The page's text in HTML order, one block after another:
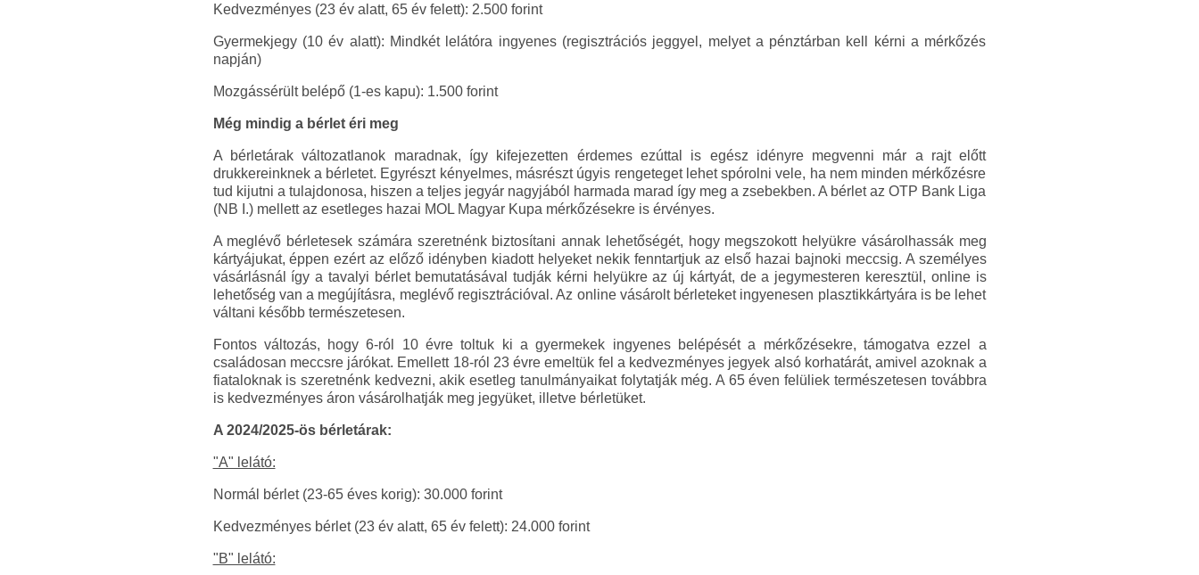
Kedvezményes (23 év alatt, 65 év felett): 2.500 forint
Gyermekjegy (10 év alatt): Mindkét lelátóra ingyenes (regisztrációs jeggyel, melyet a pénztárban kell kérni a mérkőzés
napján)
Mozgássérült belépő (1-es kapu): 1.500 forint
Még mindig a bérlet éri meg
A bérletárak változatlanok maradnak, így kifejezetten érdemes ezúttal is egész idényre megvenni már a rajt előtt
drukkereinknek a bérletet. Egyrészt kényelmes, másrészt úgyis rengeteget lehet spórolni vele, ha nem minden mérkőzésre
tud kijutni a tulajdonosa, hiszen a teljes jegyár nagyjából harmada marad így meg a zsebekben. A bérlet az OTP Bank Liga
(NB I.) mellett az esetleges hazai MOL Magyar Kupa mérkőzésekre is érvényes.
A meglévő bérletesek számára szeretnénk biztosítani annak lehetőségét, hogy megszokott helyükre vásárolhassák meg
kártyájukat, éppen ezért az előző idényben kiadott helyeket nekik fenntartjuk az első hazai bajnoki meccsig. A személyes
vásárlásnál így a tavalyi bérlet bemutatásával tudják kérni helyükre az új kártyát, de a jegymesteren keresztül, online is
lehetőség van a megújításra, meglévő regisztrációval. Az online vásárolt bérleteket ingyenesen plasztikkártyára is be lehet
váltani később természetesen.
Fontos változás, hogy 6-ról 10 évre toltuk ki a gyermekek ingyenes belépését a mérkőzésekre, támogatva ezzel a
családosan meccsre járókat. Emellett 18-ról 23 évre emeltük fel a kedvezményes jegyek alsó korhatárát, amivel azoknak a
fiataloknak is szeretnénk kedvezni, akik esetleg tanulmányaikat folytatják még. A 65 éven felüliek természetesen továbbra
is kedvezményes áron vásárolhatják meg jegyüket, illetve bérletüket.
A 2024/2025-ös bérletárak:
"A" lelátó:
Normál bérlet (23-65 éves korig): 30.000 forint
Kedvezményes bérlet (23 év alatt, 65 év felett): 24.000 forint
"B" lelátó: